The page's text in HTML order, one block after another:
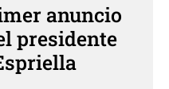
anuncio
presidente